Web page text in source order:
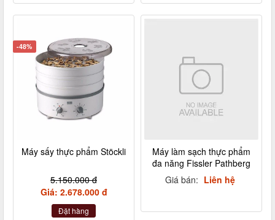
-48%
Máy sấy thực phẩm Stöckli
5.150.000 đ
Giá: 2.678.000 đ
Đặt hàng
Máy làm sạch thực phẩm
đa năng Fissler Pathberg
Giá bán: Liên hệ